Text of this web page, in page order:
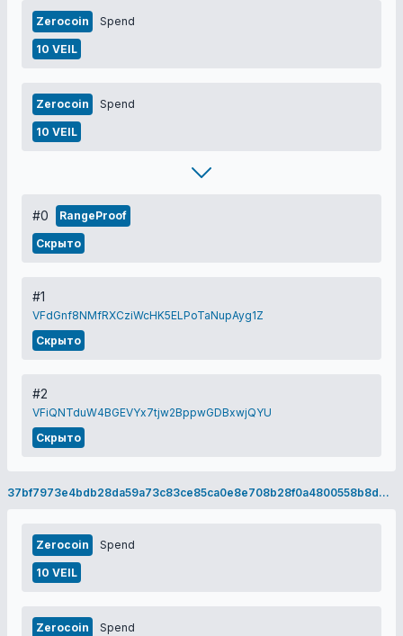
Zerocoin Spend
10 VEIL
Zerocoin Spend
10 VEIL
#0 RangeProof
Скрыто
#1
VFdGnf8NMfRXCziWcHK5ELPoTaNupAyg1Z
Скрыто
#2
VFiQNTduW4BGEVYx7tjw2BppwGDBxwjQYU
Скрыто
37bf7973e4bdb28da59a73c83ce85ca0e8e708b28f0a4800558b8d460bc0f640
Zerocoin Spend
10 VEIL
Zerocoin Spend